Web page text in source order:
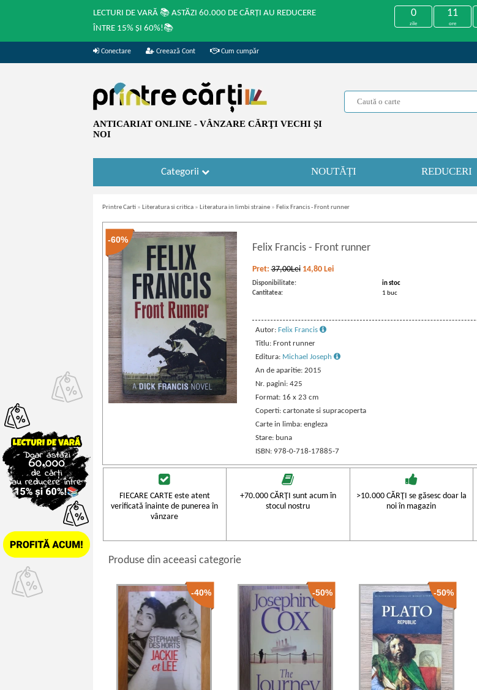
LECTURI DE VARĂ 📚 ASTĂZI 60.000 DE CĂRȚI AU REDUCERE
ÎNTRE 15% ȘI 60%!📚
0
zile
11
ore
Conectare Creează Cont Cum cumpăr
ANTICARIAT ONLINE - VÂNZARE CĂRŢI VECHI ŞI
NOI
Categorii NOUTĂȚI REDUCERI
Printre Carti » Literatura si critica » Literatura in limbi straine » Felix Francis - Front runner
-60%
Felix Francis - Front runner
Pret:37,00Lei 14,80 Lei
Disponibilitate:
in stoc
Cantitatea:
1 buc
Autor: Felix Francis
Titlu: Front runner
Editura: Michael Joseph
An de aparitie: 2015
Nr. pagini: 425
Format: 16 x 23 cm
Coperti: cartonate si supracoperta
Carte in limba: engleza
Stare: buna
ISBN: 978-0-718-17885-7
FIECARE CARTE este atent
verificată înainte de punerea în
vânzare
+70.000 CĂRŢI sunt acum în
stocul nostru
>10.000 CĂRŢI se găsesc doar la
noi în magazin
Produse din aceeasi categorie
-40% -50% -50%